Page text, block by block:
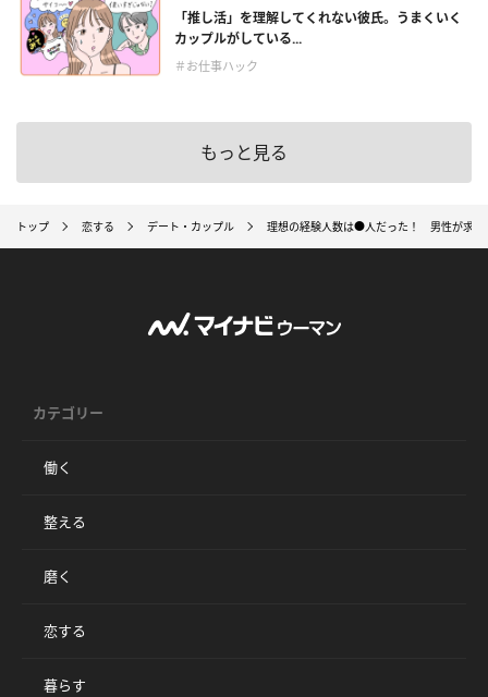
「推し活」を理解してくれない彼氏。うまくいく
カップルがしている...
＃お仕事ハック
もっと見る
トップ 恋する デート・カップル 理想の経験人数は●人だった！ 男性が求め
カテゴリー
働く
整える
磨く
恋する
暮らす